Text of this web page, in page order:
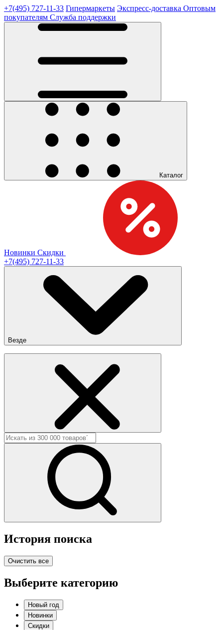
+7(495) 727-11-33 Гипермаркеты Экспресс-доставка Оптовым
покупателям Служба поддержки
Каталог
Новинки Скидки
+7(495) 727-11-33
Везде
История поиска
Очистить все
Выберите категорию
Новый год
Новинки
Скидки